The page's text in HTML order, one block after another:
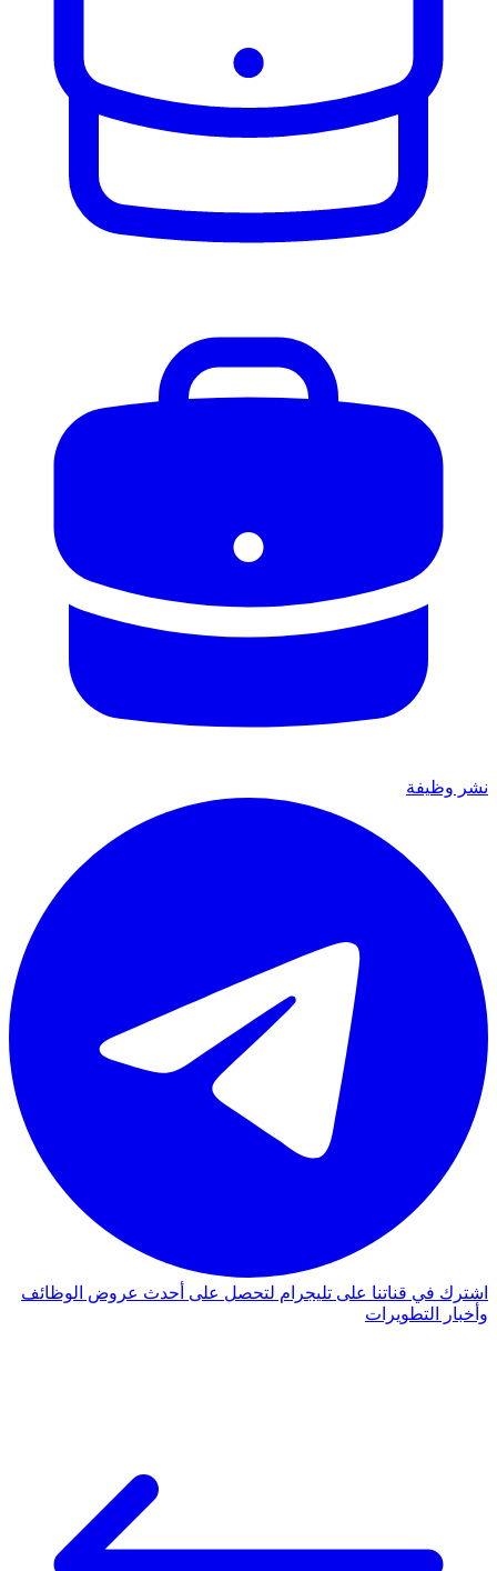
نشر وظيفة
اشترك في قناتنا على تليجرام لتحصل على أحدث عروض الوظائف
وأخبار التطويرات